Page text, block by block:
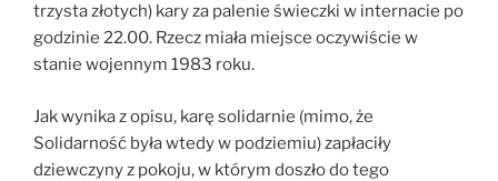
trzysta złotych) kary za palenie świeczki w internacie po
godzinie 22.00. Rzecz miała miejsce oczywiście w
stanie wojennym 1983 roku.
Jak wynika z opisu, karę solidarnie (mimo, że
Solidarność była wtedy w podziemiu) zapłaciły
dziewczyny z pokoju, w którym doszło do tego